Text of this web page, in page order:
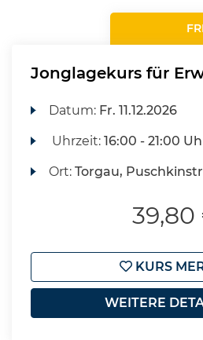
Jonglagekurs für
Datum: Fr. 11.12.2026
Uhrzeit:16:00 - 21:00
Ort:Torgau,
KURS
WEITERE